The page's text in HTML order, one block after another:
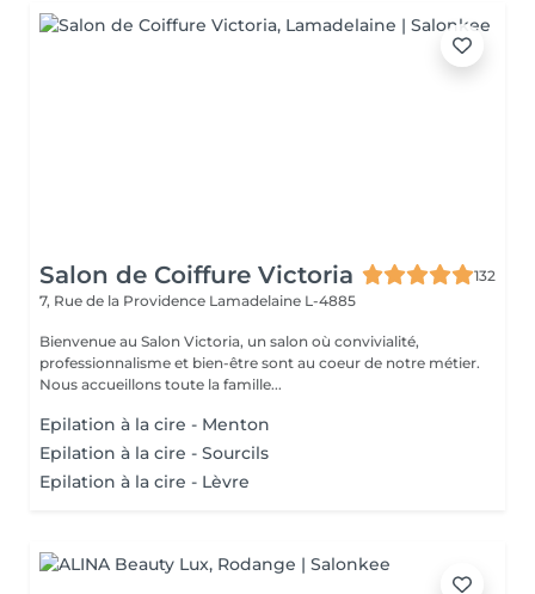
Salon de Coiffure Victoria
132
7, Rue de la Providence Lamadelaine L-4885
Bienvenue au Salon Victoria, un salon où convivialité,
professionnalisme et bien-être sont au coeur de notre métier.
Nous accueillons toute la famille...
Epilation à la cire - Menton
Epilation à la cire - Sourcils
Epilation à la cire - Lèvre